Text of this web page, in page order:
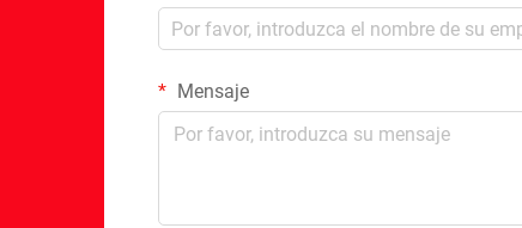
Mensaje